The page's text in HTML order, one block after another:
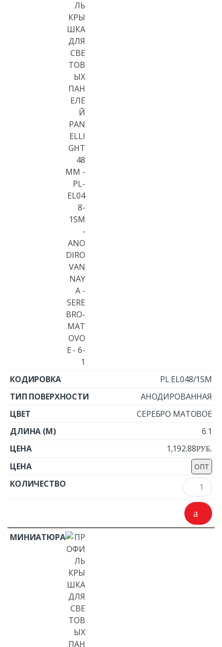
PL EL048/1SM
АНОДИРОВАННАЯ
СЕРЕБРО МАТОВОЕ
6.1
1,192.88РУБ.
ОПТ